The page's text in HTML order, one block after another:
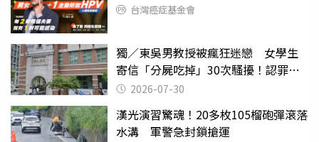
台灣癌症基金會
獨／東吳男教授被瘋狂迷戀 女學生
寄信「分屍吃掉」30次騷擾！認罪免
關 2026-07-30
漢光演習驚魂！20多枚105榴砲彈滾落
水溝 軍警急封鎖搶運